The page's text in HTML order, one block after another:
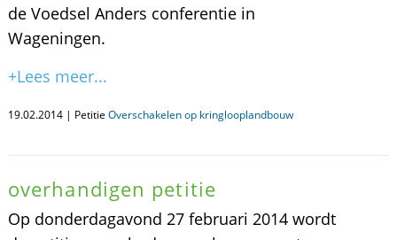
de Voedsel Anders conferentie in
Wageningen.
+Lees meer...
19.02.2014 | Petitie Overschakelen op kringlooplandbouw
overhandigen petitie
Op donderdagavond 27 februari 2014 wordt